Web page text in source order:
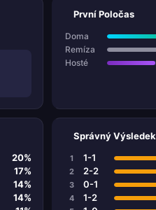
První Poločas
Doma
Remíza
Hosté
20%
17%
14%
14%
Správný Výsledek
1 1-1
2 2-2
3 0-1
4 1-2